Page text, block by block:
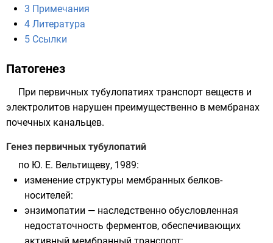
3 Примечания
4 Литература
5 Ссылки
Патогенез
При первичных тубулопатиях транспорт веществ и
электролитов нарушен преимущественно в мембранах
почечных канальцев.
Генез первичных тубулопатий
по Ю. Е. Вельтищеву, 1989:
изменение структуры мембранных белков-
носителей:
энзимопатии — наследственно обусловленная
недостаточность ферментов, обеспечивающих